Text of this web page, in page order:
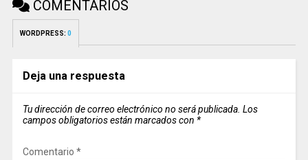
COMENTARIOS
WORDPRESS: 0
Deja una respuesta
Tu dirección de correo electrónico no será publicada. Los
campos obligatorios están marcados con *
Comentario *